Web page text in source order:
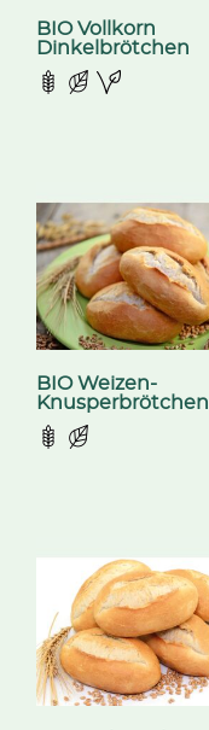
BIO Vollkorn
Dinkelbrötchen
BIO Weizen-
Knusperbrötchen